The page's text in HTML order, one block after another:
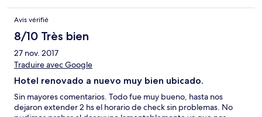
Avis vérifié
8/10 Très bien
27 nov. 2017
Traduire avec Google
Hotel renovado a nuevo muy bien ubicado.
Sin mayores comentarios. Todo fue muy bueno, hasta nos
dejaron extender 2 hs el horario de check sin problemas. No